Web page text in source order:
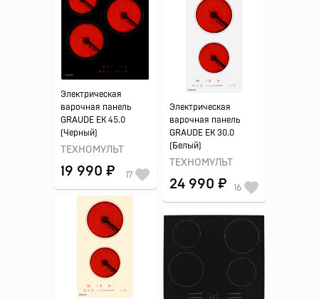
Электрическая
варочная панель
GRAUDE EK 45.0
(Черный)
ТЕХНОМУЛЬТ
19 990 ₽ 17
Электрическая
варочная панель
GRAUDE EK 30.0
(Белый)
ТЕХНОМУЛЬТ
24 990 ₽ 16